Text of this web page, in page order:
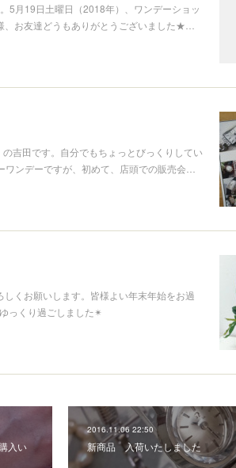
5月19日土曜日（2018年）、ワンデーショッ
お友達どうもありがとうございました★…
吉田です。自分でもちょっとびっくりしてい
ンデーですが、初めて、店頭での販売会…
くお願いします。皆様よい年末年始をお過
っくり過ごしました✴
入い
2016.11.06 22:50
新商品 入荷いたしました